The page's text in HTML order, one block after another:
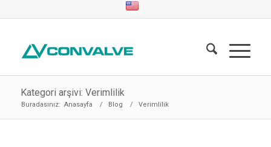
Kategori arşivi: Verimlilik
Buradasınız: Anasayfa / Blog / Verimlilik